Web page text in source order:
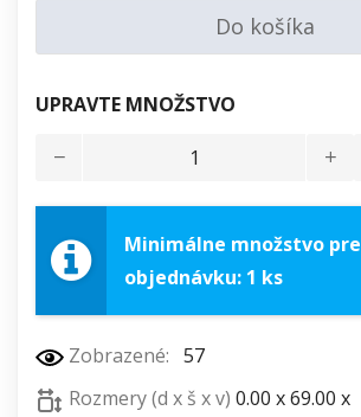
Do košíka
UPRAVTE MNOŽSTVO
Minimálne množstvo pre
objednávku: 1 ks
Zobrazené: 57
Rozmery (d x š x v) 0.00 x 69.00 x